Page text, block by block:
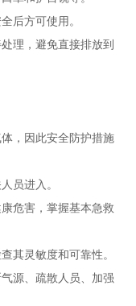
后方可使用。
理，避免直接排放到
，因此安全防护措施
员进入。
危害，掌握基本急救
其灵敏度和可靠性。
源、疏散人员、加强